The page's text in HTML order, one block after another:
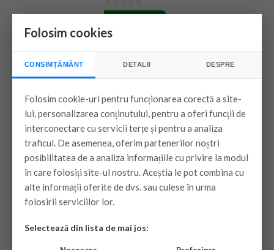
VEZI PRODUSUL
Aer Conditionat Midea
All Easy Pro Nordic
MSEPBU-
09HRFN8(R)/MOX230-
09HFN8-Q(R) V1,9000
btu , Inverter
limita a 3 ml kit
Folosim cookies
CONSIMȚĂMÂNT DETALII DESPRE
Folosim cookie-uri pentru funcționarea corectă a site-
lui, personalizarea conținutului, pentru a oferi funcții de
interconectare cu servicii terțe și pentru a analiza
traficul. De asemenea, oferim partenerilor noștri
posibilitatea de a analiza informațiile cu privire la modul
în care folosiți site-ul nostru. Aceștia le pot combina cu
alte informații oferite de dvs. sau culese în urma
folosirii serviciilor lor.
Selectează din lista de mai jos: